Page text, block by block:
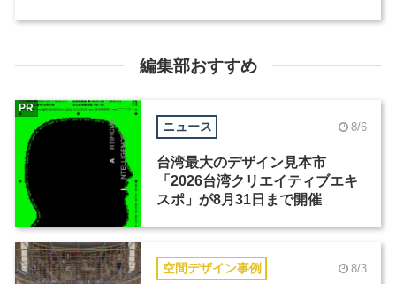
編集部おすすめ
ニュース 8/6
台湾最大のデザイン見本市
「2026台湾クリエイティブエキ
スポ」が8月31日まで開催
PR
空間デザイン事例 8/3